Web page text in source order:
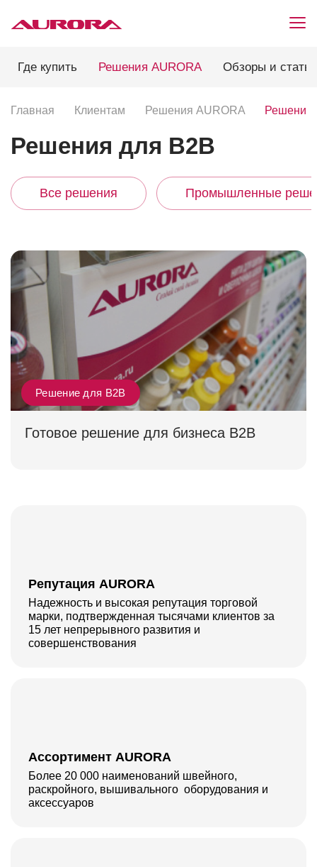
Где купить Решения AURORA Обзоры и статьи
Главная Клиентам Решения AURORA Решения
Решения для B2B
Все решения Промышленные
Решение для B2B
Готовое решение для бизнеса B2B
Репутация AURORA
Надежность и высокая репутация торговой
марки, подтвержденная тысячами клиентов за
15 лет непрерывного развития и
совершенствования
Ассортимент AURORA
Более 20 000 наименований швейного,
раскройного, вышивального оборудования и
аксессуаров